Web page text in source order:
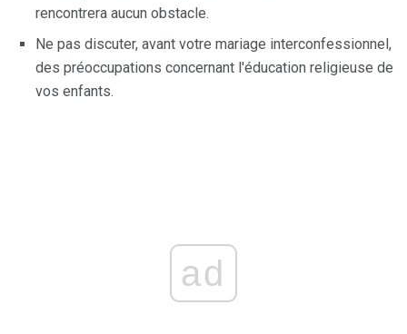
rencontrera aucun obstacle.
Ne pas discuter, avant votre mariage interconfessionnel,
des préoccupations concernant l'éducation religieuse de
vos enfants.
ad